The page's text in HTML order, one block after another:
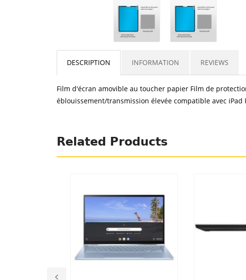
DESCRIPTION INFORMATION REVIEWS
Film d'écran amovible au toucher papier Film de
éblouissement/transmission élevée compatible avec iPad
Related Products